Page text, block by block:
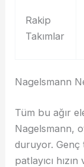
Rakip
Takımlar
Nagelsmann
Tüm bu ağır
Nagelsmann,
duruyor. Genç
patlayıcı